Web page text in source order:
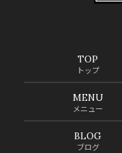
TOP
トップ
MENU
メニュー
BLOG
ブログ